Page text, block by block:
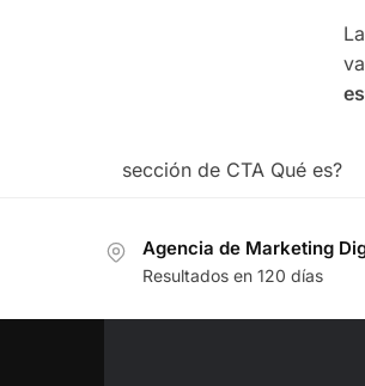
sección de CTA Qué es?
Agencia de Marketing
Resultados en 120 días